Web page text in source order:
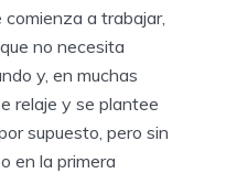
a trabajar,
no necesita
y, en muchas
relaje y se plantee
supuesto, pero sin
en la primera